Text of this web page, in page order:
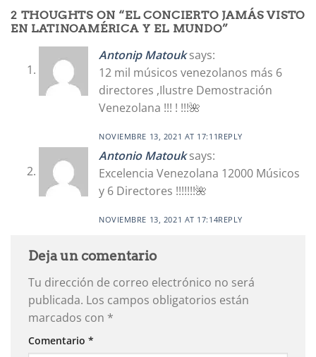
2 THOUGHTS ON “EL CONCIERTO JAMÁS VISTO
EN LATINOAMÉRICA Y EL MUNDO”
Antonip Matouk says:
12 mil músicos venezolanos más 6
directores ,Ilustre Demostración
Venezolana !!! ! !!!🌺
NOVIEMBRE 13, 2021 AT 17:11 REPLY
Antonio Matouk says:
Excelencia Venezolana 12000 Músicos
y 6 Directores !!!!!!!🌺
NOVIEMBRE 13, 2021 AT 17:14REPLY
Deja un comentario
Tu dirección de correo electrónico no será
publicada. Los campos obligatorios están
marcados con *
Comentario *